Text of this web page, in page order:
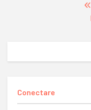
Conectare